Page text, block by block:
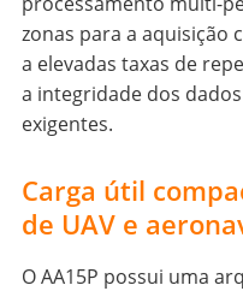
zonas para a aquisição
a elevadas taxas de
a integridade dos
exigentes.
Carga útil
de UAV e
O AA15P possui uma